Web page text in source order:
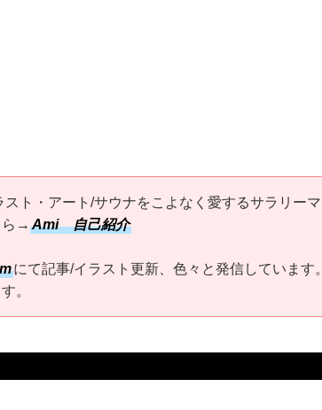
スト・アート/サウナをこよなく愛するサラリー
ら→ Ami 自己紹介
にて記事/イラスト更新、色々と発信しています
。